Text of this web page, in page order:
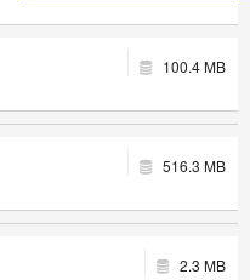
100.4 MB
516.3 MB
2.3 MB